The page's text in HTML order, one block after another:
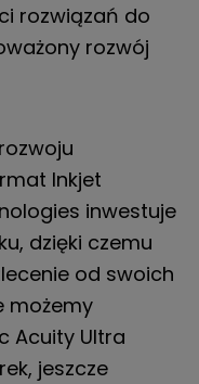
rozwiązań do
rozwój
Inkjet
inwestuje
dzięki czemu
od swoich
możemy
Acuity Ultra
jeszcze